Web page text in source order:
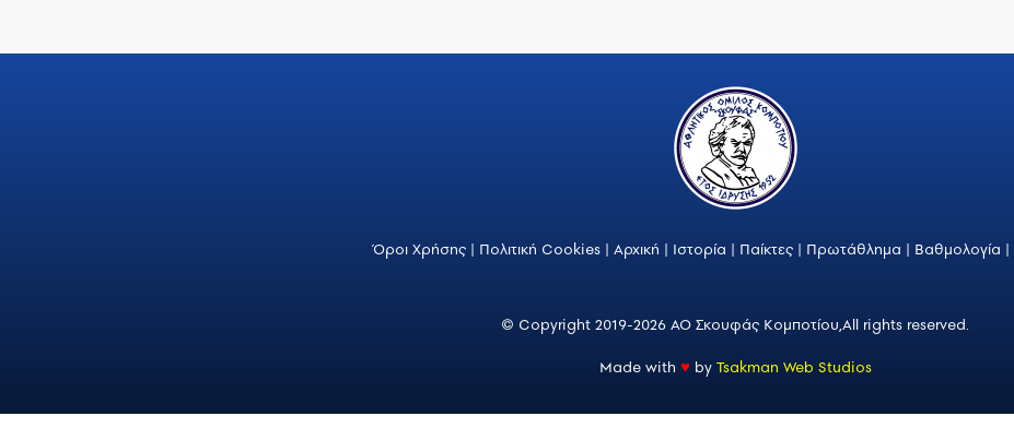
Όροι Χρήσης | Πολιτική Cookies | Αρχική | Ιστορία | Παίκτες | Πρωτάθλημα | Βαθμολογία |
© Copyright 2019-2026 ΑΟ Σκουφάς Κομποτίου,All rights reserved.
Made with ♥ by Tsakman Web Studios